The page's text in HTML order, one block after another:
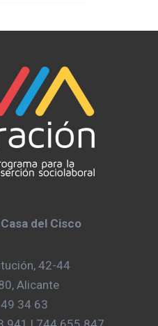
del Cisco
42-44
Alicante
34 63